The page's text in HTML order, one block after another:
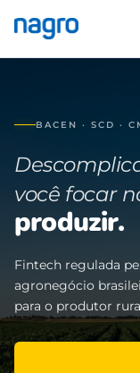
BACEN · SCD ·
você focar
produzir.
Fintech regulada
agronegócio
para o produtor